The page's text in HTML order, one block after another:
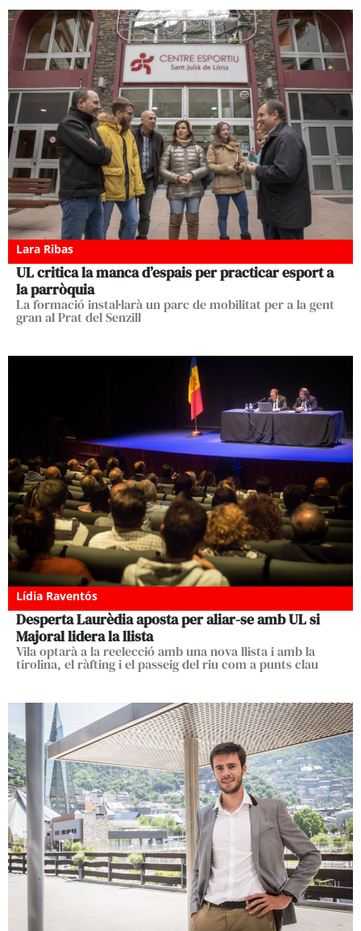
Lara Ribas
UL critica la manca d’espais per practicar esport a
la parròquia
La formació instal·larà un parc de mobilitat per a la gent
gran al Prat del Senzill
Lídia Raventós
Desperta Laurèdia aposta per aliar-se amb UL si
Majoral lidera la llista
Vila optarà a la reelecció amb una nova llista i amb la
tirolina, el ràfting i el passeig del riu com a punts clau